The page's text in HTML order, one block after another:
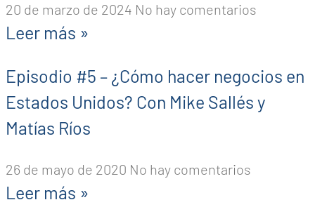
20 de marzo de 2024 No hay comentarios
Leer más »
Episodio #5 – ¿Cómo hacer negocios en
Estados Unidos? Con Mike Sallés y
Matías Ríos
26 de mayo de 2020 No hay comentarios
Leer más »